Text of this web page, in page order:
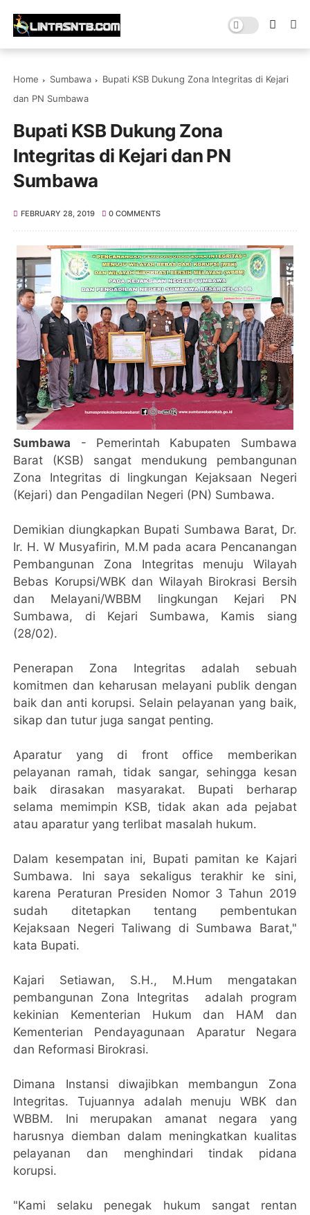
Home Sumbawa
Bupati KSB Dukung Zona Integritas di Kejari
dan PN Sumbawa
Bupati KSB Dukung Zona
Integritas di Kejari dan PN
Sumbawa
FEBRUARY 28, 2019 0 COMMENTS
Sumbawa - Pemerintah Kabupaten Sumbawa
Barat (KSB) sangat mendukung pembangunan
Zona Integritas di lingkungan Kejaksaan Negeri
(Kejari) dan Pengadilan Negeri (PN) Sumbawa.
Demikian diungkapkan Bupati Sumbawa Barat, Dr.
Ir. H. W Musyafirin, M.M pada acara Pencanangan
Pembangunan Zona Integritas menuju Wilayah
Bebas Korupsi/WBK dan Wilayah Birokrasi Bersih
dan Melayani/WBBM lingkungan Kejari PN
Sumbawa, di Kejari Sumbawa, Kamis siang
(28/02).
Penerapan Zona Integritas adalah sebuah
komitmen dan keharusan melayani publik dengan
baik dan anti korupsi. Selain pelayanan yang baik,
sikap dan tutur juga sangat penting.
Aparatur yang di front office memberikan
pelayanan ramah, tidak sangar, sehingga kesan
baik dirasakan masyarakat. Bupati berharap
selama memimpin KSB, tidak akan ada pejabat
atau aparatur yang terlibat masalah hukum.
Dalam kesempatan ini, Bupati pamitan ke Kajari
Sumbawa. Ini saya sekaligus terakhir ke sini,
karena Peraturan Presiden Nomor 3 Tahun 2019
sudah ditetapkan tentang pembentukan
Kejaksaan Negeri Taliwang di Sumbawa Barat,"
kata Bupati.
Kajari Setiawan, S.H., M.Hum mengatakan
pembangunan Zona Integritas adalah program
kekinian Kementerian Hukum dan HAM dan
Kementerian Pendayagunaan Aparatur Negara
dan Reformasi Birokrasi.
Dimana Instansi diwajibkan membangun Zona
Integritas. Tujuannya adalah menuju WBK dan
WBBM. Ini merupakan amanat negara yang
harusnya diemban dalam meningkatkan kualitas
pelayanan dan menghindari tindak pidana
korupsi.
"Kami selaku penegak hukum sangat rentan